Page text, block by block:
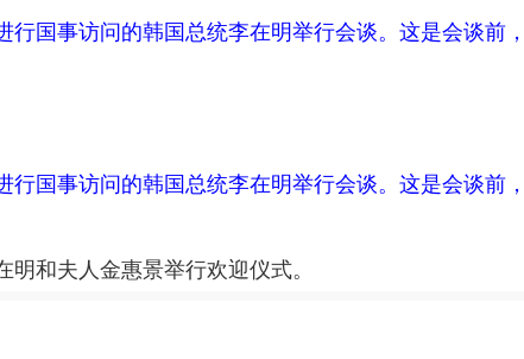
国事访问的韩国总统李在明举行会谈。这是会谈前
国事访问的韩国总统李在明举行会谈。这是会谈前
和夫人金惠景举行欢迎仪式。